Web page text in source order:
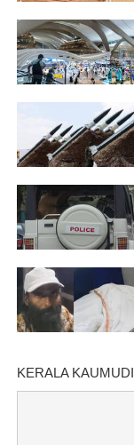
KERALA KAUMUDI